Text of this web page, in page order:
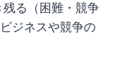
る（困難・競争
ジネスや競争の